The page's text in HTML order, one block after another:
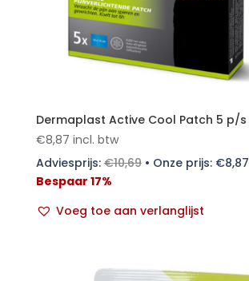
Dermaplast Active Cool Patch 5 p/s
€8,87 incl. btw
Adviesprijs:€10,69• Onze prijs: €8,87
Bespaar 17%
Voeg toe aan verlanglijst